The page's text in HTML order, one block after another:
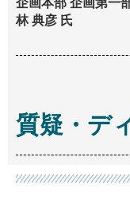
林 典彦 氏
質疑・デ